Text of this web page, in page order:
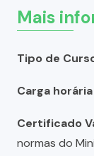
Mais
Tipo de
Carga
Certificado
normas do